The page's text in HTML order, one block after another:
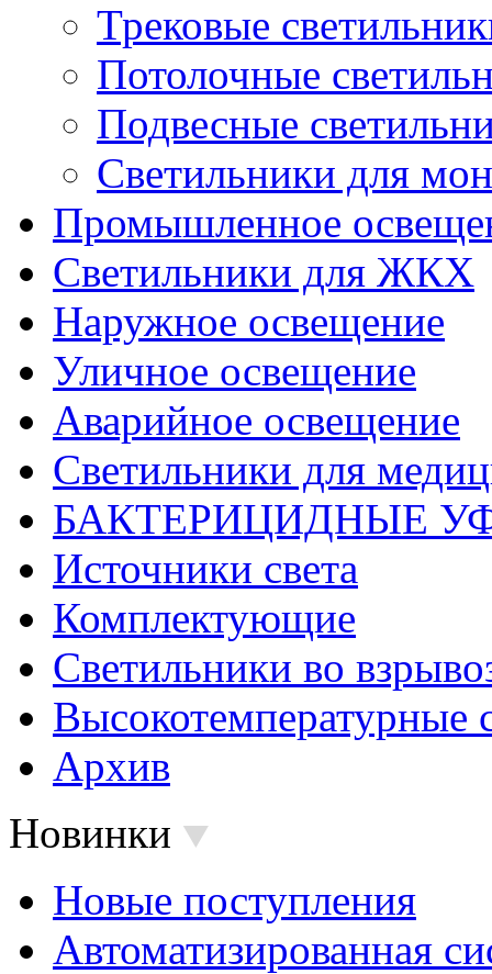
Трековые
Потолочные
Подвесные
Светильники для
Промышленное
Светильники для ЖКХ
Наружное освещение
Уличное освещение
Аварийное освещение
Светильники для
БАКТЕРИЦИДНЫЕ
Источники света
Комплектующие
Светильники во
Высокотемпературные
Архив
Новинки
Новые поступления
Автоматизированная